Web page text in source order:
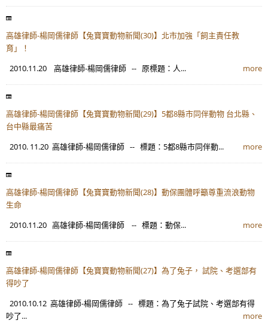
高雄律師-楊岡儒律師【兔寶寶動物新聞(30)】北市加強「飼主責任教
育」！
2010.11.20 高雄律師-楊岡儒律師 -- 原標題：人...
more
高雄律師-楊岡儒律師【兔寶寶動物新聞(29)】5都8縣市同伴動物 台北縣、
台中縣最痛苦
2010. 11.20 高雄律師-楊岡儒律師 -- 標題：5都8縣市同伴動...
more
高雄律師-楊岡儒律師【兔寶寶動物新聞(28)】動保團體呼籲尊重流浪動物
生命
2010.11.20 高雄律師-楊岡儒律師 -- 標題：動保...
more
高雄律師-楊岡儒律師【兔寶寶動物新聞(27)】為了兔子， 試院、考選部有
得吵了
2010.10.12 高雄律師-楊岡儒律師 -- 標題：為了兔子試院、考選部有得
吵了...
more